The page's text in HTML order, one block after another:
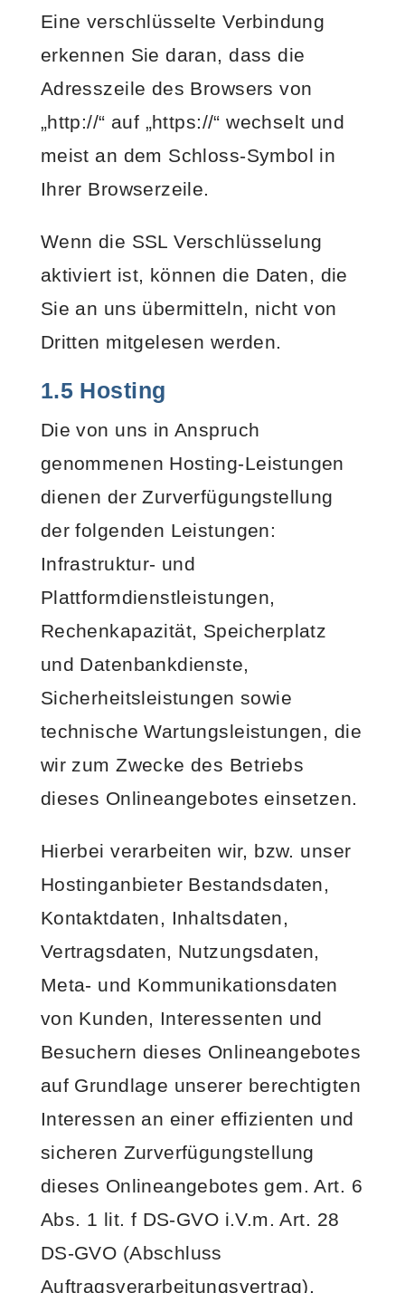
Eine verschlüsselte Verbindung
erkennen Sie daran, dass die
Adresszeile des Browsers von
„http://“ auf „https://“ wechselt und
meist an dem Schloss-Symbol in
Ihrer Browserzeile.
Wenn die SSL Verschlüsselung
aktiviert ist, können die Daten, die
Sie an uns übermitteln, nicht von
Dritten mitgelesen werden.
1.5 Hosting
Die von uns in Anspruch
genommenen Hosting-Leistungen
dienen der Zurverfügungstellung
der folgenden Leistungen:
Infrastruktur- und
Plattformdienstleistungen,
Rechenkapazität, Speicherplatz
und Datenbankdienste,
Sicherheitsleistungen sowie
technische Wartungsleistungen, die
wir zum Zwecke des Betriebs
dieses Onlineangebotes einsetzen.
Hierbei verarbeiten wir, bzw. unser
Hostinganbieter Bestandsdaten,
Kontaktdaten, Inhaltsdaten,
Vertragsdaten, Nutzungsdaten,
Meta- und Kommunikationsdaten
von Kunden, Interessenten und
Besuchern dieses Onlineangebotes
auf Grundlage unserer berechtigten
Interessen an einer effizienten und
sicheren Zurverfügungstellung
dieses Onlineangebotes gem. Art. 6
Abs. 1 lit. f DS-GVO i.V.m. Art. 28
DS-GVO (Abschluss
Auftragsverarbeitungsvertrag).